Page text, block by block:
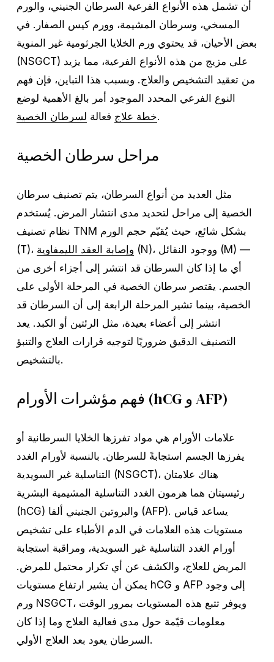
أن تشمل هذه الأنواع الفرعية السرطان الجنيني، والورم
المسخي، وسرطان المشيمة، وورم كيس الصفار. في
بعض الأحيان، قد يحتوي ورم الخلايا الجرثومية غير المنوية
(NSGCT) على مزيج من هذه الأنواع الفرعية، مما يزيد
من تعقيد التشخيص والعلاج. وبسبب هذا التباين، فإن فهم
النوع الفرعي المحدد الموجود أمر بالغ الأهمية لوضع
خطة علاج فعالة لسرطان الخصية .
مراحل سرطان الخصية
مثل العديد من أنواع السرطان، يتم تصنيف سرطان
الخصية إلى مراحل لتحديد مدى انتشار المرض. يُستخدم
نظام تصنيف TNM بشكل شائع، حيث يُقيّم حجم الورم
(T)، وإصابة العقد الليمفاوية (N)، ووجود النقائل (M) —
أي ما إذا كان السرطان قد انتشر إلى أجزاء أخرى من
الجسم. يقتصر سرطان الخصية في المرحلة الأولى على
الخصية، بينما تشير المرحلة الرابعة إلى أن السرطان قد
انتشر إلى أعضاء بعيدة، مثل الرئتين أو الكبد. يعد
التصنيف الدقيق ضروريًا لتوجيه قرارات العلاج والتنبؤ
بالتشخيص.
فهم مؤشرات الأورام (hCG و AFP)
علامات الأورام هي مواد تفرزها الخلايا السرطانية أو
يفرزها الجسم استجابةً للسرطان. بالنسبة لأورام الغدد
التناسلية غير السويدية (NSGCT)، هناك علامتان
رئيسيتان هما هرمون الغدد التناسلية المشيمية البشرية
(hCG) والبروتين الجنيني ألفا (AFP). يساعد قياس
مستويات هذه العلامات في الدم الأطباء على تشخيص
أورام الغدد التناسلية غير السويدية، ومراقبة استجابة
المريض للعلاج، والكشف عن أي تكرار محتمل للمرض.
يمكن أن يشير ارتفاع مستويات hCG و AFP إلى وجود
ورم NSGCT، ويوفر تتبع هذه المستويات بمرور الوقت
معلومات قيّمة حول مدى فعالية العلاج وما إذا كان
السرطان يعود بعد العلاج الأولي.